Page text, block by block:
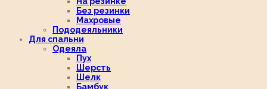
Без резинки
Махровые
Пододеяльники
Для спальни
Одеяла
Пух
Шерсть
Шелк
Бамбук